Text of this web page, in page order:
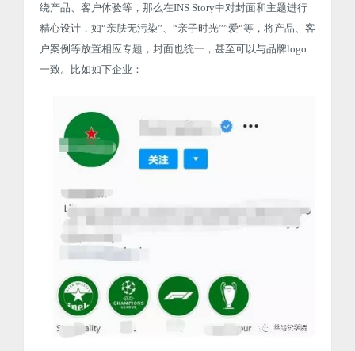
绕产品、客户体验等，那么在INS Story中对封面和主题进行
精心设计，如“亲肤无污染”、“亲子时光””爱“等，将产品、客
户案例等放置相应专题，封面也统一，甚至可以与品牌logo
一致。比如如下企业：